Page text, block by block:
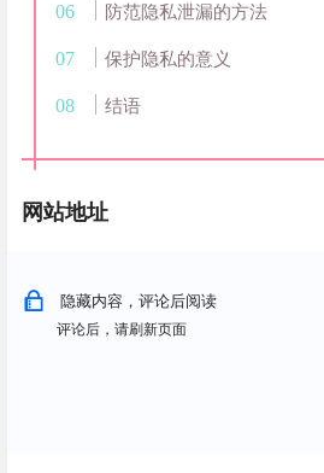
防范隐私泄漏的方法
保护隐私的意义
结语
网站地址
隐藏内容，评论后阅读
评论后，请刷新页面